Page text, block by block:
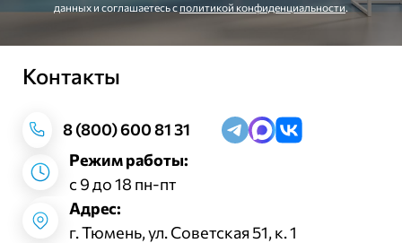
данных и соглашаетесь c политикой конфиденциальности
Контакты
8 (800) 600 81 31
Режим работы:
с 9 до 18 пн-пт
Адрес:
г. Тюмень, ул. Советская 51, к. 1